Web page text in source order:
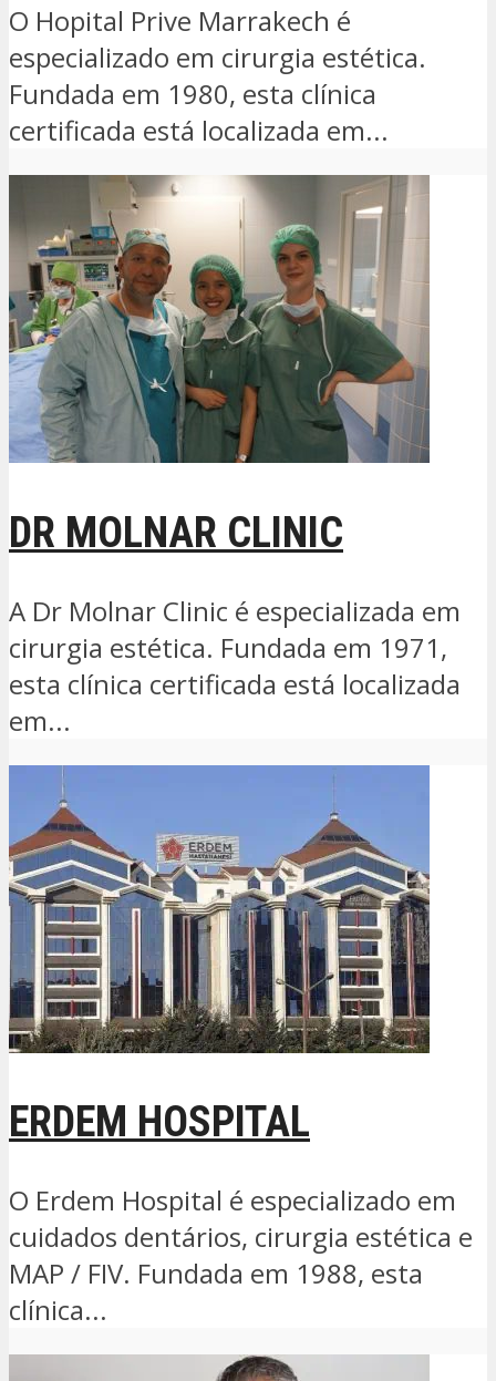
O Hopital Prive Marrakech é
especializado em cirurgia estética.
Fundada em 1980, esta clínica
certificada está localizada em...
DR MOLNAR CLINIC
A Dr Molnar Clinic é especializada em
cirurgia estética. Fundada em 1971,
esta clínica certificada está localizada
em...
ERDEM HOSPITAL
O Erdem Hospital é especializado em
cuidados dentários, cirurgia estética e
MAP / FIV. Fundada em 1988, esta
clínica...